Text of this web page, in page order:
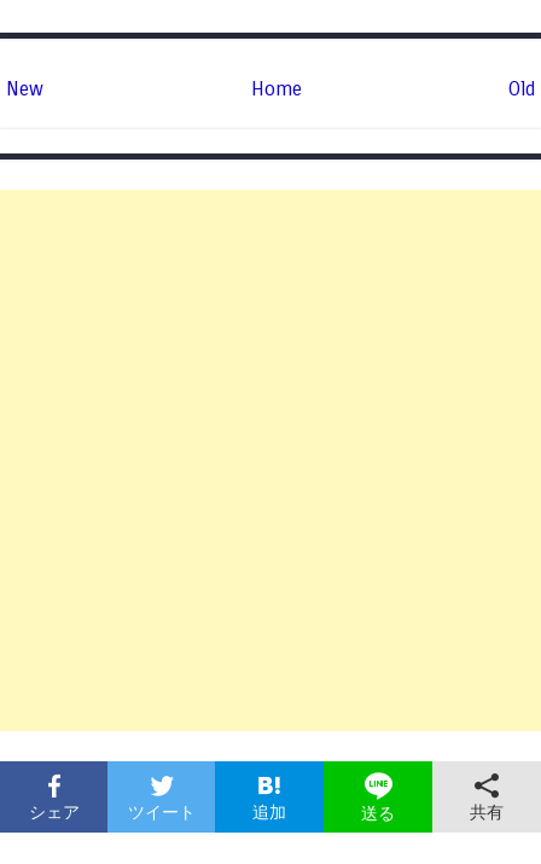
New Old
Home
シェア ツイート 追加 送る 共有